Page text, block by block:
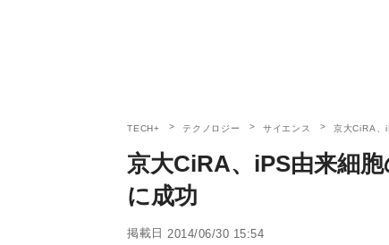
TECH+ テクノロジー サイエンス 京大CiRA、
京大CiRA、iPS由来細
に成功
掲載日 2014/06/30 15:54